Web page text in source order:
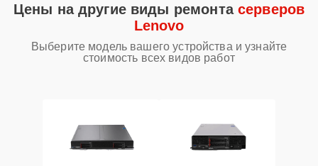
Цены на другие виды ремонта серверов
Lenovo
Выберите модель вашего устройства и узнайте
стоимость всех видов работ